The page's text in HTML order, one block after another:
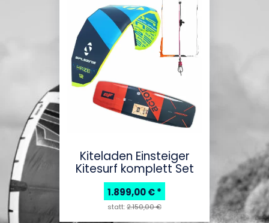
Kiteladen Einsteiger
Kitesurf komplett Set
1.899,00 €*
statt:2.150,00 €